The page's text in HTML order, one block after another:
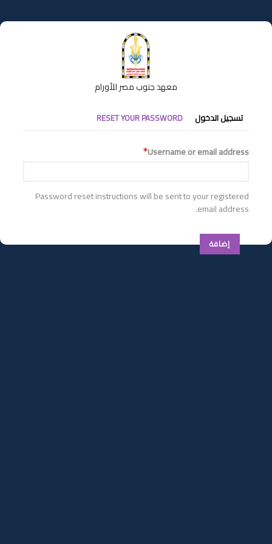
إلى
المحتوى
معهد جنوب مصر للأورام
التبويبات
الأساسية
تسجيل الدخول RESET YOUR PASSWORD
Username or email address
Password reset instructions will be sent to your registered
email address.